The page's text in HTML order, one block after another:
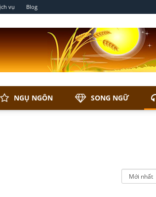
vụ Blog
NGỤ NGÔN SONG NGỮ